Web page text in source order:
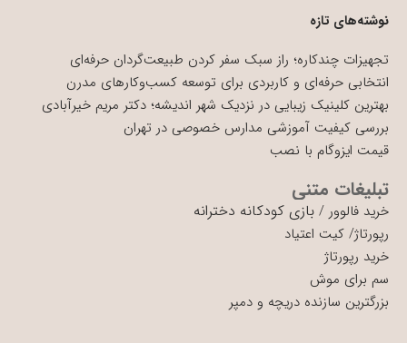
نوشته‌های تازه
تجهیزات چندکاره؛ راز سبک سفر کردن طبیعت‌گردان حرفه‌ای
انتخابی حرفه‌ای و کاربردی برای توسعه کسب‌وکارهای مدرن
بهترین کلینیک زیبایی در نزدیک شهر اندیشه؛ دکتر مریم خیرآبادی
بررسی کیفیت آموزشی مدارس خصوصی در تهران
قیمت ایزوگام با نصب
تبلیغات متنی
خرید فالوور / بازی کودکانه دخترانه
رپورتاژ/ کیت اعتیاد
خرید رپورتاژ
سم برای موش
بزرگترین سازنده دریچه و دمپر